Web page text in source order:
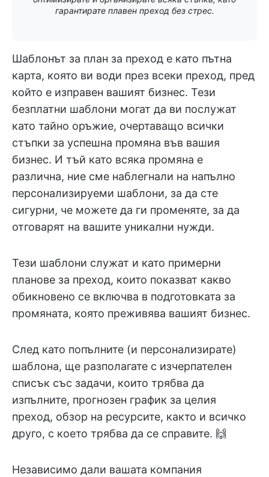
гарантирате плавен преход без стрес.
Шаблонът за план за преход е като пътна
карта, която ви води през всеки преход, пред
който е изправен вашият бизнес. Тези
безплатни шаблони могат да ви послужат
като тайно оръжие, очертаващо всички
стъпки за успешна промяна във вашия
бизнес. И тъй като всяка промяна е
различна, ние сме наблегнали на напълно
персонализируеми шаблони, за да сте
сигурни, че можете да ги променяте, за да
отговарят на вашите уникални нужди.
Тези шаблони служат и като примерни
планове за преход, които показват какво
обикновено се включва в подготовката за
промяната, която преживява вашият бизнес.
След като попълните (и персонализирате)
шаблона, ще разполагате с изчерпателен
списък със задачи, които трябва да
изпълните, прогнозен график за целия
преход, обзор на ресурсите, както и всичко
друго, с което трябва да се справите. 🙌
Независимо дали вашата компания